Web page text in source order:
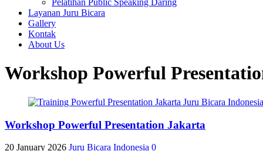
Pelatihan Public Speaking Daring
Layanan Juru Bicara
Gallery
Kontak
About Us
Workshop Powerful
Workshop Powerful Presentation Jakarta
20 January 2026 Juru Bicara Indonesia 0